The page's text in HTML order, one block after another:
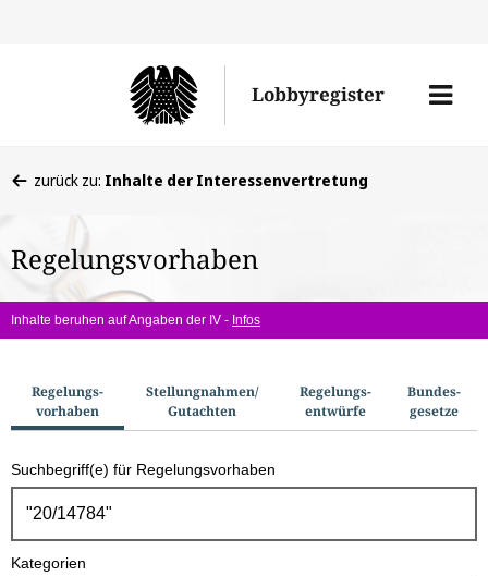
den
Lobbyregister
Menü
befinden
hier:
zurück zu: Inhalte der Interessenvertretung
Regelungsvorhaben
Inhalte beruhen auf Angaben der IV - Infos
u
c
h
o
Regelungs­
vorhaben
Stellungnahmen/​
Gutachten
Regelungs­
entwürfe
Bundes­
gesetze
Suchbegriff(e) für Regelungsvorhaben
Kategorien